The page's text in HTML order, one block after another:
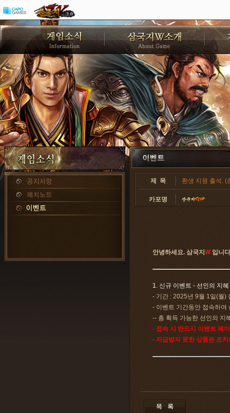
제 목 환생 지원 출석. (
카포명
안녕하세요. 삼국지 W입니
1. 신규 이벤트 - 선인의 지
- 기간 : 2025년 9월 1일(월)
- 이벤트 기간동안 접속하여
-- 총 획득 가능한 선인의 지
- 접속 시 반드시 이벤트 페
- 지급받지 못한 상품은 조